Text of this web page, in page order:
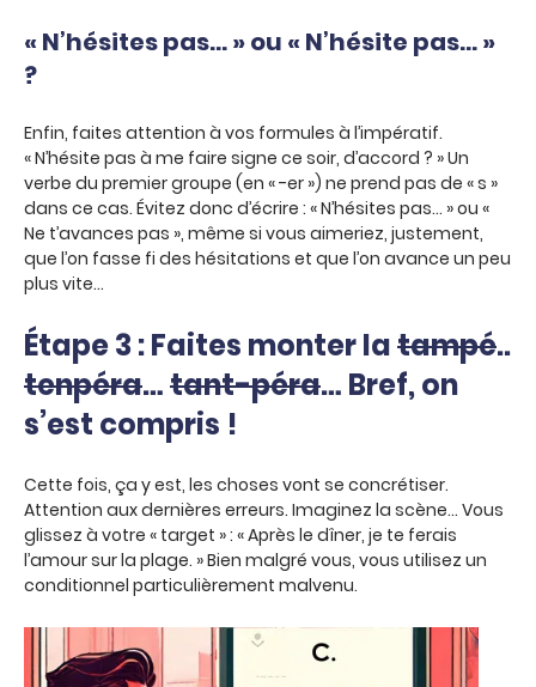
« N’hésites pas… » ou « N’hésite pas… »
?
Enfin, faites attention à vos formules à l’impératif.
« N’hésite pas à me faire signe ce soir, d’accord ? » Un
verbe du premier groupe (en « -er ») ne prend pas de « s »
dans ce cas. Évitez donc d’écrire : « N’hésites pas… » ou «
Ne t’avances pas », même si vous aimeriez, justement,
que l’on fasse fi des hésitations et que l’on avance un peu
plus vite…
Étape 3 : Faites monter latampé..
tenpéra…tant-péra… Bref, on
s’est compris !
Cette fois, ça y est, les choses vont se concrétiser.
Attention aux dernières erreurs. Imaginez la scène… Vous
glissez à votre « target » : « Après le dîner, je te ferais
l’amour sur la plage. » Bien malgré vous, vous utilisez un
conditionnel particulièrement malvenu.